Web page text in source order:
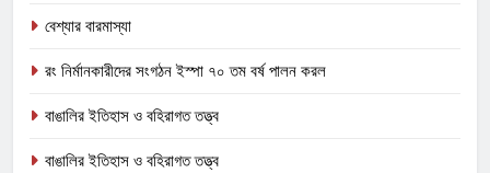
বেশ্যার বারমাস্যা
রং নির্মানকারীদের সংগঠন ইস্পা ৭০ তম বর্ষ পালন করল
বাঙালির ইতিহাস ও বহিরাগত তত্ত্ব
বাঙালির ইতিহাস ও বহিরাগত তত্ত্ব